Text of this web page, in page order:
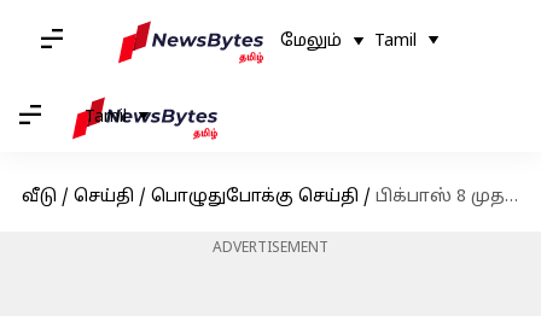
மேலும் Tamil
Tamil
வீடு / செய்தி / பொழுதுபோக்கு செய்தி / பிக்பாஸ் 8 முதல் வார எவிக்சனில் வெளியேறியது இவர்தான்; புரோமோவுக்கு முன்பே கசிந்ததா தகவல்?
ADVERTISEMENT